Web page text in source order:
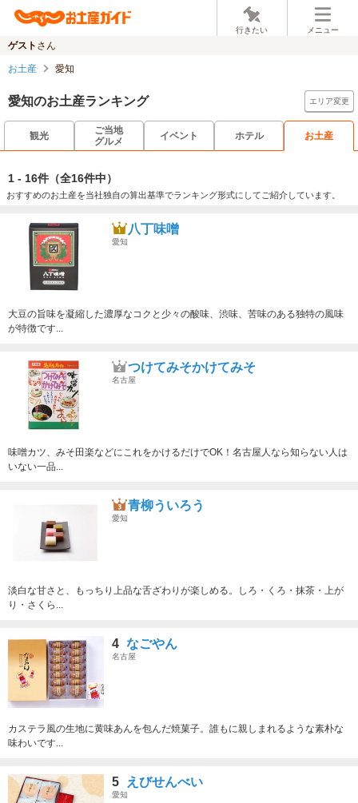
行きたい メニュー
ゲスト さん
お土産 愛知
愛知のお土産ランキング エリア変更
観光
ご当地
グルメ
イベント ホテル お土産
1 - 16件 （全16件中）
おすすめのお土産を当社独自の算出基準でランキング形式にしてご紹介しています。
八丁味噌
愛知
大豆の旨味を凝縮した濃厚なコクと少々の酸味、渋味、苦味のある独特の風味
が特徴です...
つけてみそかけてみそ
名古屋
味噌カツ、みそ田楽などにこれをかけるだけでOK！名古屋人なら知らない人は
いない一品...
青柳ういろう
愛知
淡白な甘さと、もっちり上品な舌ざわりが楽しめる。しろ・くろ・抹茶・上が
り・さくら...
4 なごやん
名古屋
カステラ風の生地に黄味あんを包んだ焼菓子。誰もに親しまれるような素朴な
味わいです...
5 えびせんべい
愛知